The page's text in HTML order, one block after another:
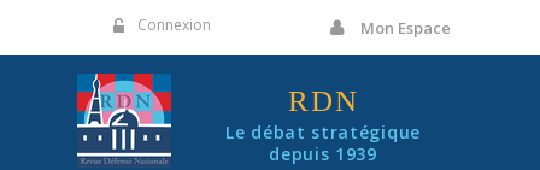
Connexion Mon Espace
RDN
Le débat stratégique
depuis 1939